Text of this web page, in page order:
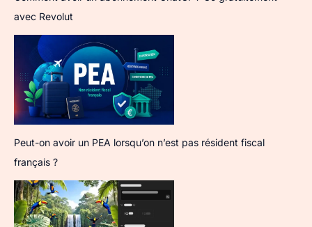
avec Revolut
Peut-on avoir un PEA lorsqu’on n’est pas résident fiscal
français ?